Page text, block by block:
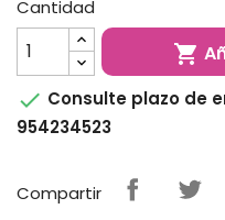
Cantidad

 Consulte plazo de
954234523
Compartir